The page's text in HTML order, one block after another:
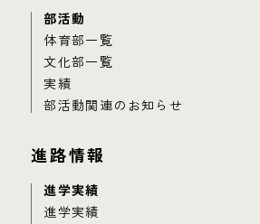
部活動
体育部一覧
文化部一覧
実績
部活動関連のお知らせ
進路情報
進学実績
進学実績